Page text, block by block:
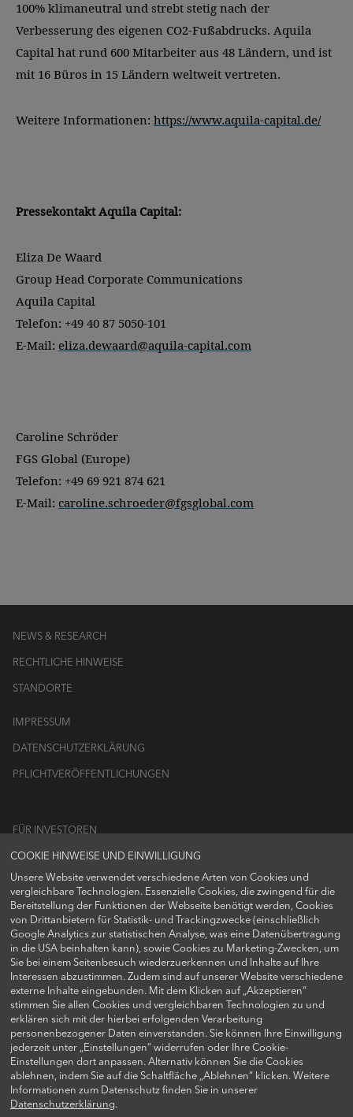
COOKIE HINWEISE UND EINWILLIGUNG
Unsere Website verwendet verschiedene Arten von Cookies und
vergleichbare Technologien. Essenzielle Cookies, die zwingend für die
Bereitstellung der Funktionen der Webseite benötigt werden, Cookies
von Drittanbietern für Statistik- und Trackingzwecke (einschließlich
Google Analytics zur statistischen Analyse, was eine Datenübertragung
in die USA beinhalten kann), sowie Cookies zu Marketing-Zwecken, um
Sie bei einem Seitenbesuch wiederzuerkennen und Inhalte auf Ihre
Interessen abzustimmen. Zudem sind auf unserer Website verschiedene
externe Inhalte eingebunden. Mit dem Klicken auf „Akzeptieren“
stimmen Sie allen Cookies und vergleichbaren Technologien zu und
erklären sich mit der hierbei erfolgenden Verarbeitung
personenbezogener Daten einverstanden. Sie können Ihre Einwilligung
jederzeit unter „Einstellungen“ widerrufen oder Ihre Cookie-
Einstellungen dort anpassen. Alternativ können Sie die Cookies
ablehnen, indem Sie auf die Schaltfläche „Ablehnen“ klicken. Weitere
Informationen zum Datenschutz finden Sie in unserer
Datenschutzerklärung.
100% klimaneutral und strebt stetig nach der
Verbesserung des eigenen CO2-Fußabdrucks. Aquila
Capital hat rund 600 Mitarbeiter aus 48 Ländern, und ist
mit 16 Büros in 15 Ländern weltweit vertreten.
Weitere Informationen: https://www.aquila-capital.de/
Pressekontakt Aquila Capital:
Eliza De Waard
Group Head Corporate Communications
Aquila Capital
Telefon: +49 40 87 5050-101
E-Mail: eliza.dewaard@aquila-capital.com
Caroline Schröder
FGS Global (Europe)
Telefon: +49 69 921 874 621
E-Mail: caroline.schroeder@fgsglobal.com
NEWS & RESEARCH
RECHTLICHE HINWEISE
STANDORTE
IMPRESSUM
DATENSCHUTZERKLÄRUNG
PFLICHTVERÖFFENTLICHUNGEN
FÜR INVESTOREN
LOGIN
FOLGEN SIE UNS AUF
KONTAKTIEREN SIE UNS